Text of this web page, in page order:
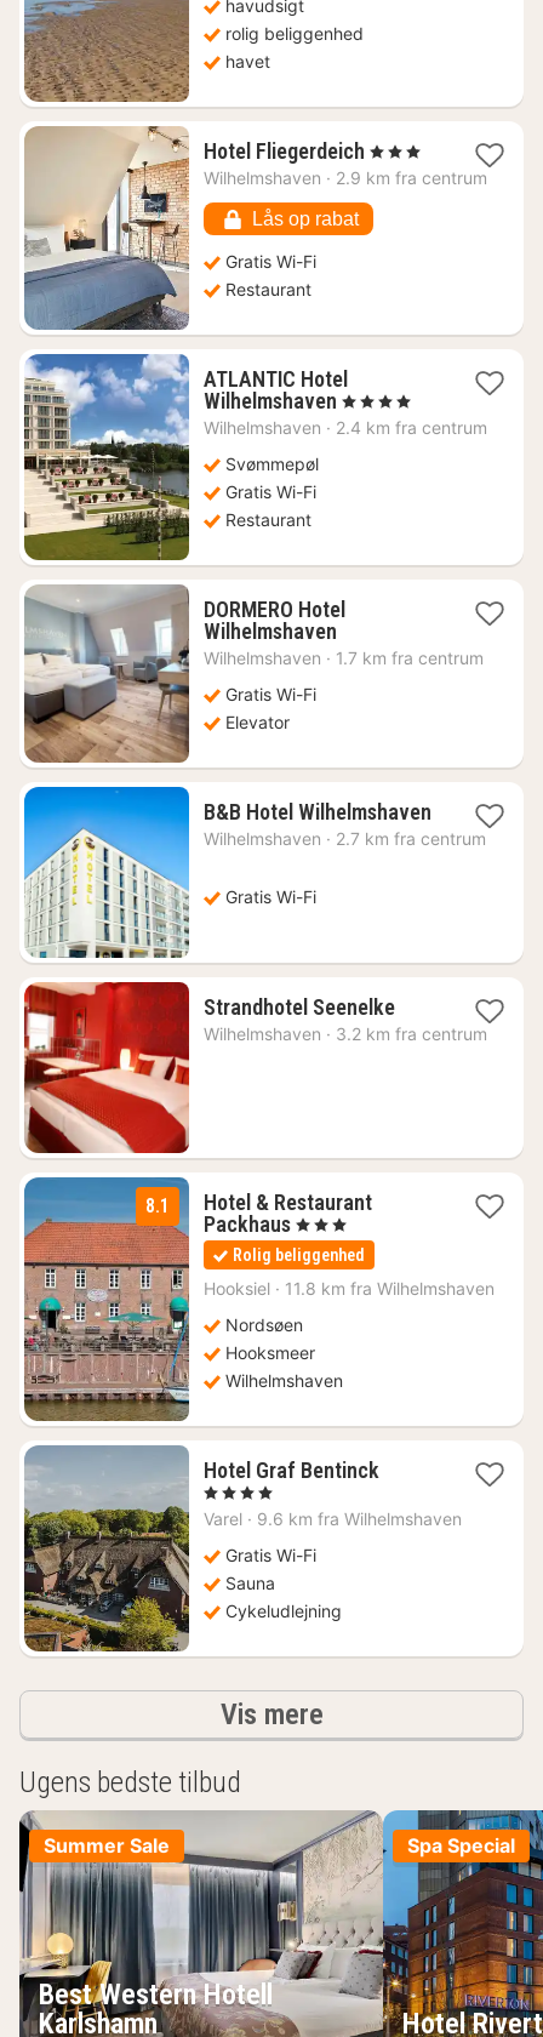
havudsigt
rolig beliggenhed
havet
Hotel Fliegerdeich 1
nat
1565
kr.
, 3 Stjerner
Wilhelmshaven · 2.9 km fra centrum
Lås op rabat
Gratis Wi-Fi
Restaurant
ATLANTIC Hotel
Wilhelmshaven 1
nat
, 4 Stjerner
Wilhelmshaven · 2.4 km fra centrum
Svømmepøl
Gratis Wi-Fi
Restaurant
DORMERO Hotel
Wilhelmshaven1
nat
Wilhelmshaven · 1.7 km fra centrum
Gratis Wi-Fi
Elevator
B&B Hotel Wilhelmshaven1
nat
Wilhelmshaven · 2.7 km fra centrum
Gratis Wi-Fi
Strandhotel Seenelke1
nat
Wilhelmshaven · 3.2 km fra centrum
8.1
Hotel & Restaurant
Packhaus1
nat
fra
1017
, 3 Stjerner
Rolig beliggenhed
Hooksiel · 11.8 km fra Wilhelmshaven
Nordsøen
Hooksmeer
Wilhelmshaven
Hotel Graf Bentinck1
fra
, 4 Stjerner
Varel · 9.6 km fra Wilhelmshaven
Gratis Wi-Fi
Sauna
Cykeludlejning
Vis mereresultater
Ugens bedste tilbud
Summer Sale
Best Western Hotell
Karlshamn
Spa Special
Hotel